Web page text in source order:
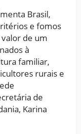
Brasil,
e fomos
de um
à
familiar,
rurais e
de
Karina